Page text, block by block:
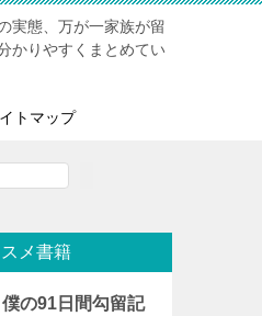
実態、万が一家族が留
かりやすくまとめてい
トマップ
メ書籍
の91日間勾留記